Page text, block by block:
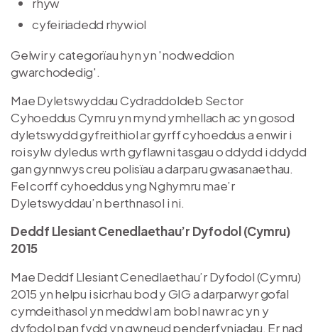
cyfeiriadedd rhywiol
Gelwir y categorïau hyn yn 'nodweddion
gwarchodedig'.
Mae Dyletswyddau Cydraddoldeb Sector
Cyhoeddus Cymru yn mynd ymhellach ac yn gosod
dyletswydd gyfreithiol ar gyrff cyhoeddus a enwir i
roi sylw dyledus wrth gyflawni tasgau o ddydd i ddydd
gan gynnwys creu polisïau a darparu gwasanaethau.
Fel corff cyhoeddus yng Nghymru mae’r
Dyletswyddau’n berthnasol i ni.
Deddf Llesiant Cenedlaethau’r Dyfodol (Cymru)
2015
Mae Deddf Llesiant Cenedlaethau’r Dyfodol (Cymru)
2015 yn helpu i sicrhau bod y GIG a darparwyr gofal
cymdeithasol yn meddwl am bobl nawr ac yn y
dyfodol pan fydd yn gwneud penderfyniadau. Er nad